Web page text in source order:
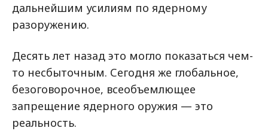
дальнейшим усилиям по ядерному
разоружению.
Десять лет назад это могло показаться чем-
то несбыточным. Сегодня же глобальное,
безоговорочное, всеобъемлющее
запрещение ядерного оружия — это
реальность.